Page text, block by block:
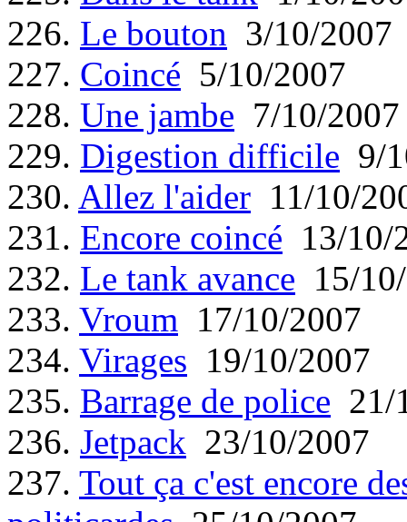
226. Le bouton 3/10/2007
227. Coincé 5/10/2007
228. Une jambe 7/10/2007
229. Digestion difficile 9/
230. Allez l'aider 11/10/
231. Encore coincé 13/10/
232. Le tank avance 15/
233. Vroum 17/10/2007
234. Virages 19/10/2007
235. Barrage de police 21/
236. Jetpack 23/10/2007
237. Tout ça c'est encore